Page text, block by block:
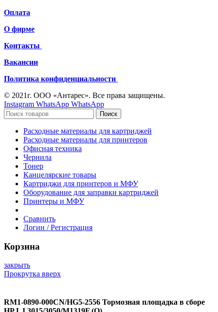
Оплата
О фирме
Контакты
Вакансии
Политика конфиденциальности
© 2021г. ООО «Антарес». Все права защищены.
Instagram WhatsApp WhatsApp
Поиск
Расходные материалы для картриджей
Расходные материалы для принтеров
Офисная техника
Чернила
Тонер
Канцелярские товары
Картриджи для принтеров и МФУ
Оборудование для заправки картриджей
Принтеры и МФУ
Сравнить
Логин / Регистрация
Корзина
закрыть
Прокрутка вверх
RM1-0890-000CN/HG5-2556 Тормозная площадка в сборе